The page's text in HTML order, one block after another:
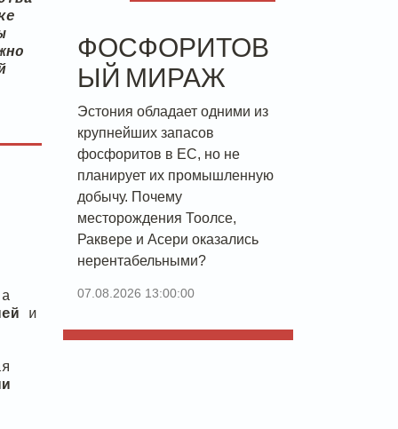
и
ФОСФОРИТОВ
ЫЙ МИРАЖ
Эстония обладает одними из
крупнейших запасов
фосфоритов в ЕС, но не
планирует их промышленную
добычу. Почему
месторождения Тоолсе,
Раквере и Асери оказались
нерентабельными?
07.08.2026 13:00:00